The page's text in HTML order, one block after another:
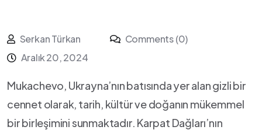
Serkan Türkan
Comments (0)
Aralık 20, 2024
Mukachevo, Ukrayna’nın batısında yer⁢ alan gizli bir
cennet olarak, tarih, kültür ve doğanın mükemmel
bir birleşimini sunmaktadır. ⁤Karpat Dağları’nın